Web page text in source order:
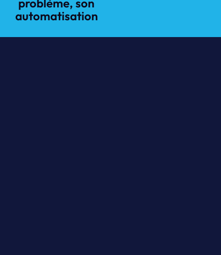
automatisation